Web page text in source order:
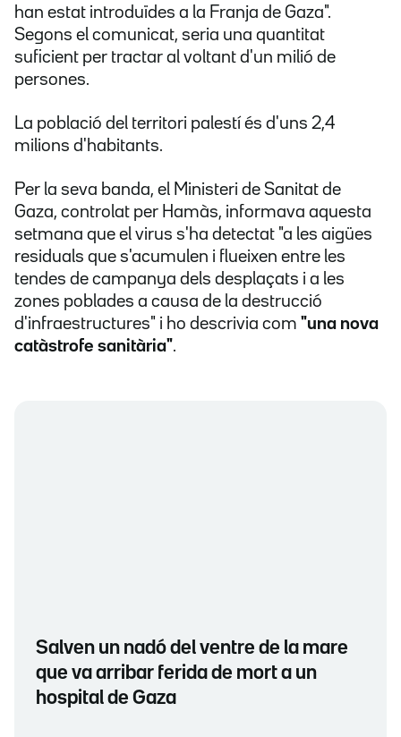
han estat introduïdes a la Franja de Gaza".
Segons el comunicat, seria una quantitat
suficient per tractar al voltant d'un milió de
persones.
La població del territori palestí és d'uns 2,4
milions d'habitants.
Per la seva banda, el Ministeri de Sanitat de
Gaza, controlat per Hamàs, informava aquesta
setmana que el virus s'ha detectat "a les aigües
residuals que s'acumulen i flueixen entre les
tendes de campanya dels desplaçats i a les
zones poblades a causa de la destrucció
d'infraestructures" i ho descrivia com "una nova
catàstrofe sanitària".
Salven un nadó del ventre de la mare
que va arribar ferida de mort a un
hospital de Gaza